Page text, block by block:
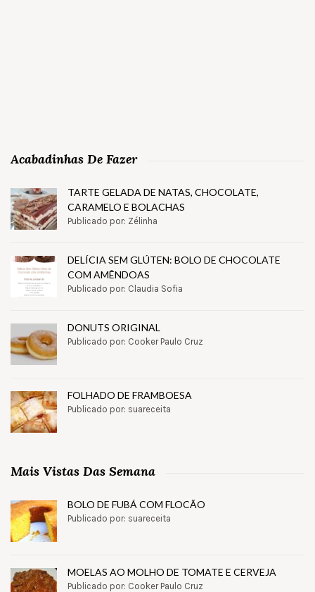
Acabadinhas De Fazer
TARTE GELADA DE NATAS, CHOCOLATE,
CARAMELO E BOLACHAS
Publicado por: Zélinha
DELÍCIA SEM GLÚTEN: BOLO DE CHOCOLATE
COM AMÊNDOAS
Publicado por: Claudia Sofia
DONUTS ORIGINAL
Publicado por: Cooker Paulo Cruz
FOLHADO DE FRAMBOESA
Publicado por: suareceita
Mais Vistas Das Semana
BOLO DE FUBÁ COM FLOCÃO
Publicado por: suareceita
MOELAS AO MOLHO DE TOMATE E CERVEJA
Publicado por: Cooker Paulo Cruz